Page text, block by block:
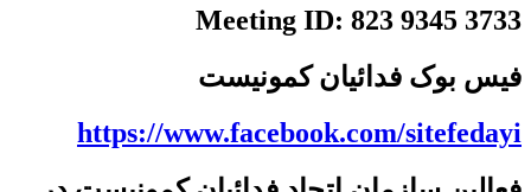
Meeting ID: 823 9345 3733
فیس بوک فدائیان کمونیست
https://www.facebook.com/sitefedayi